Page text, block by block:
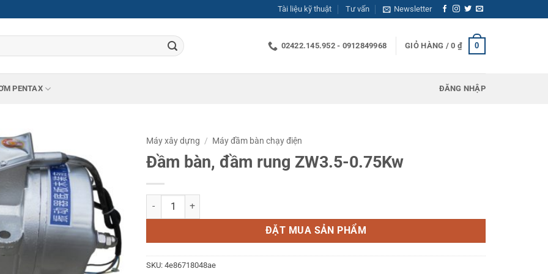
Tài liệu kỹ thuật Tư vấn Newsletter
02422.145.952 - 0912849968 GIỎ HÀNG /0 ₫ 0
PENTAX ĐĂNG NHẬP
Máy xây dựng / Máy đầm bàn chạy điện
Đầm bàn, đầm rung ZW3.5-0.75Kw
Đầm bàn, đầm rung ZW3.5-0.75Kw số lượng
ĐẶT MUA SẢN PHẨM
SKU: 4e86718048ae